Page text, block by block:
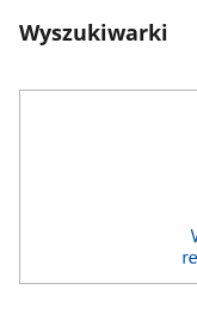
Wyszukiwarki